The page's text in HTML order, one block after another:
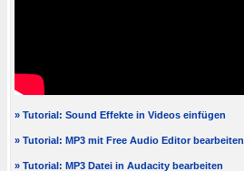
» Tutorial: Sound Effekte in Videos einfügen
» Tutorial: MP3 mit Free Audio Editor bearbeiten
» Tutorial: MP3 Datei in Audacity bearbeiten